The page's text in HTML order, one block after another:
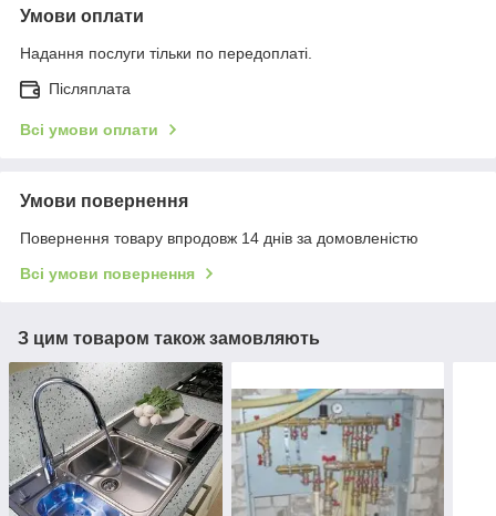
Умови оплати
Надання послуги тільки по передоплаті.
Післяплата
Всі умови оплати
Умови повернення
Повернення товару впродовж 14 днів за домовленістю
Всі умови повернення
З цим товаром також замовляють